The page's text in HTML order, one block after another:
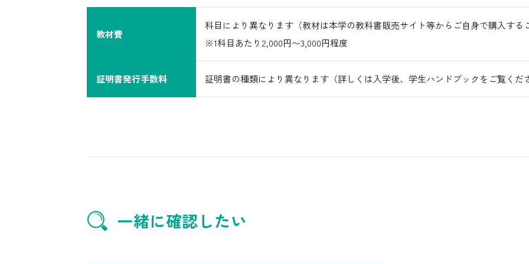
教材費
科目により異なります（教材は本学の教科書販売サイト等からご自身で購入する
※1科目あたり2,000円〜3,000円程度
証明書発行手数料 証明書の種類により異なります（詳しくは入学後、学生ハンドブックをご覧くだ
一緒に確認したい